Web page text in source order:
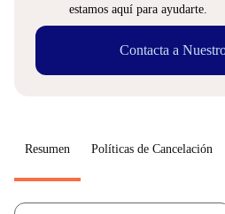
estamos aquí para ayudarte.
Contacta a
Resumen Políticas de Cancelación